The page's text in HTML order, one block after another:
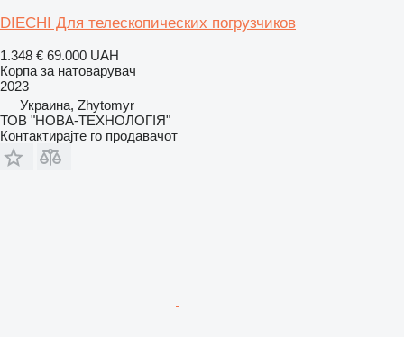
DIECHI Для телескопических погрузчиков
1.348 € 69.000 UAH
Корпа за натоварувач
2023
Украина, Zhytomyr
ТОВ "НОВА-ТЕХНОЛОГІЯ"
Контактирајте го продавачот